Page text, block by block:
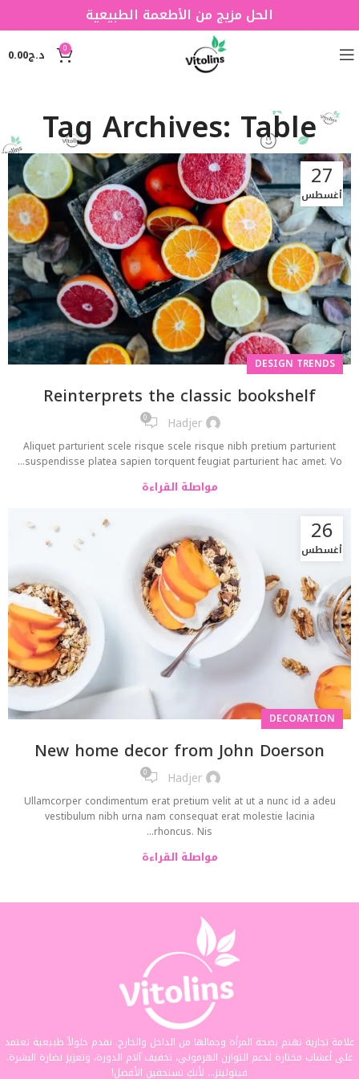
الحل مزيج من الأطعمة الطبيعية
0 د.ج0.00
Tag Archives: Table
27
أغسطس
DESIGN TRENDS
Reinterprets the classic bookshelf
Hadjer
0
Aliquet parturient scele risque scele risque nibh pretium parturient
suspendisse platea sapien torquent feugiat parturient hac amet. Vo...
مواصلة القراءة
26
أغسطس
DECORATION
New home decor from John Doerson
Hadjer
0
Ullamcorper condimentum erat pretium velit at ut a nunc id a adeu
vestibulum nibh urna nam consequat erat molestie lacinia
rhoncus. Nis...
مواصلة القراءة
علامة تجارية تهتم بصحة المرأة وجمالها من الداخل والخارج. نقدم حلولاً طبيعية تعتمد
على أعشاب مختارة لدعم التوازن الهرموني، تخفيف آلام الدورة، وتعزيز نضارة البشرة.
فيتولينز... لأنكِ تستحقين الأفضل!